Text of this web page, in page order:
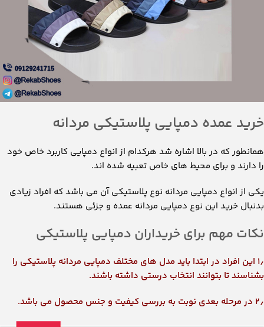
خرید عمده دمپایی پلاستیکی مردانه
همانطور که در بالا اشاره شد هرکدام از انواع دمپایی کاربرد خاص خود
را دارند و برای محیط های خاص تعبیه شده اند.
یکی از انواع دمپایی مردانه نوع پلاستیکی آن می باشد که افراد زیادی
بدنبال خرید این نوع دمپایی مردانه عمده و جزئی هستند.
نکات مهم برای خریداران دمپایی پلاستیکی
۱٫ این افراد در ابتدا باید مدل های مختلف دمپایی مردانه پلاستیکی را
بشناسند تا بتوانند انتخاب درستی داشته باشند.
۲٫ در مرحله بعدی نوبت به بررسی کیفیت و جنس محصول می باشد.